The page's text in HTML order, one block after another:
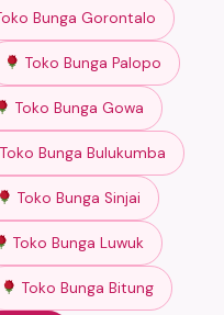
Bunga Gorontalo
Toko Bunga Palopo
Toko Bunga Gowa
Toko Bunga Bulukumba
Toko Bunga Sinjai
Toko Bunga Luwuk
Toko Bunga Bitung